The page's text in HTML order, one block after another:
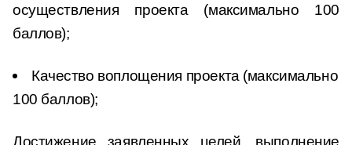
осуществления проекта (максимально 100
баллов);
Качество воплощения проекта (максимально
100 баллов);
Достижение заявленных целей, выполнение